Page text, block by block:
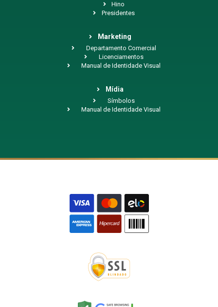
Hino
Presidentes
Marketing
Departamento Comercial
Licenciamentos
Manual de Identidade Visual
Mídia
Símbolos
Manual de Identidade Visual